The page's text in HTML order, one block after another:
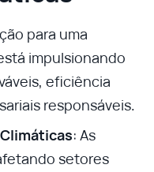
para uma
impulsionando
eficiência
responsáveis.
: As
setores